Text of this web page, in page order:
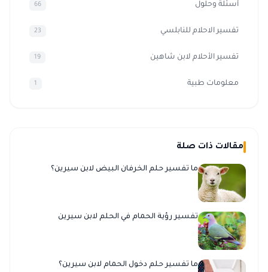
أسئلة وحلول 66
تفسير الاحلام للنابلسي 23
تفسير الأحلام لابن شاهين 19
معلومات طبية 1
مقالات ذات صلة
ما تفسير حلم الخرفان البيض لابن سيرين؟
تفسير رؤية الحمام في الحلم لابن سيرين
ما تفسير حلم دخول الحمام لابن سيرين؟